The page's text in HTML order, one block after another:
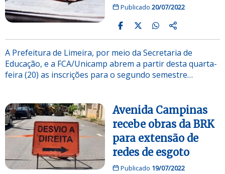
Publicado 20/07/2022
A Prefeitura de Limeira, por meio da Secretaria de
Educação, e a FCA/Unicamp abrem a partir desta quarta-
feira (20) as inscrições para o segundo semestre…
Avenida Campinas
recebe obras da BRK
para extensão de
redes de esgoto
Publicado 19/07/2022